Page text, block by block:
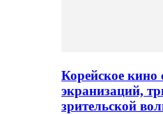
Корейское кино
экранизаций,
зрительской